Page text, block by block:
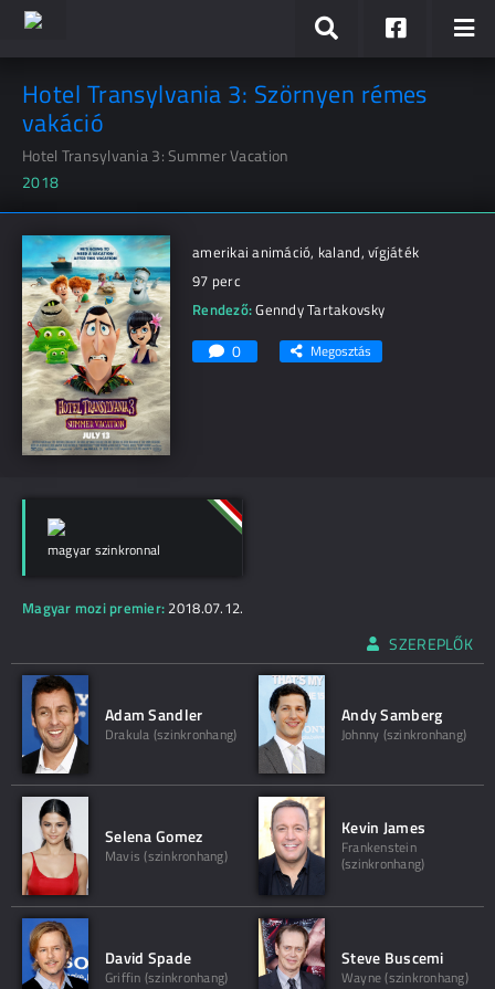
Hotel Transylvania 3: Szörnyen rémes
vakáció
Hotel Transylvania 3: Summer Vacation
2018
amerikai animáció, kaland, vígjáték
97 perc
Rendező:Genndy Tartakovsky
0 Megosztás
magyar szinkronnal
Magyar mozi premier: 2018.07.12.
SZEREPLŐK
Adam Sandler
Drakula (szinkronhang)
Andy Samberg
Johnny (szinkronhang)
Selena Gomez
Mavis (szinkronhang)
Kevin James
Frankenstein
(szinkronhang)
David Spade
Griffin (szinkronhang)
Steve Buscemi
Wayne (szinkronhang)